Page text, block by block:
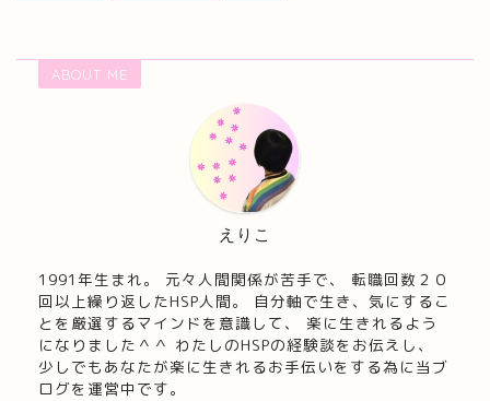
ABOUT ME
えりこ
1991年生まれ。 元々人間関係が苦手で、 転職回数２０
回以上繰り返したHSP人間。 自分軸で生き、気にするこ
とを厳選するマインドを意識して、 楽に生きれるよう
になりました＾＾ わたしのHSPの経験談をお伝えし、
少しでもあなたが楽に生きれるお手伝いをする為に当ブ
ログを運営中です。